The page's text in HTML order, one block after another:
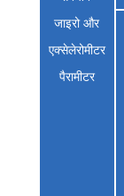
जाइरो और
एक्सेलेरोमीटर
पैरामीटर